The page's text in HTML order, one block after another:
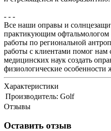
- - -
Все наши оправы и
практикующим офтальмологом
работы по региональной
работы с клиентами помог нам
медицинских наук создать
физиологические особенности
Характеристики
Производитель: Golf
Отзывы
Оставить отзыв